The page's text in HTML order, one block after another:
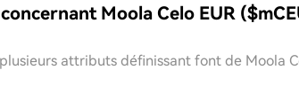
Moola Celo EUR
attributs définissant font de Moola